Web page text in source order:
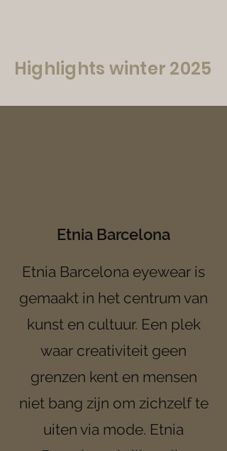
Highlights winter 2025
Etnia Barcelona
Etnia Barcelona eyewear is
gemaakt in het centrum van
kunst en cultuur. Een plek
waar creativiteit geen
grenzen kent en mensen
niet bang zijn om zichzelf te
uiten via mode. Etnia